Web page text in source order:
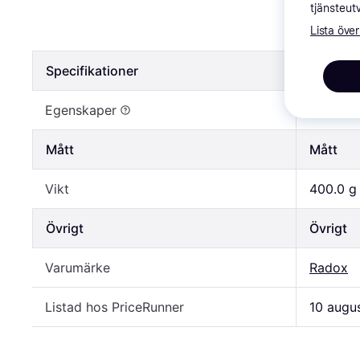
Radox
18 kr
Specifikationer
Egenskaper
Mått Mått
Vikt 400.0 g
Övrigt Övrigt
Varumärke Radox
Listad hos PriceRunner 10
Lista